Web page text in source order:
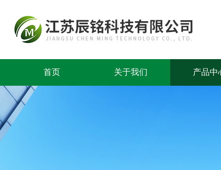
首页 关于我们 产品中